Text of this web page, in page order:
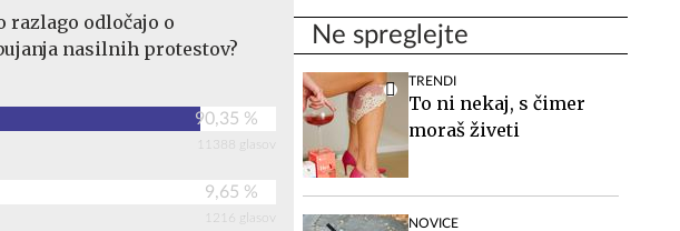
odločajo o
nasilnih protestov?
90,35 %
11388 glasov
9,65 %
1216 glasov
Ne spreglejte
TRENDI
To ni nekaj, s čimer
moraš živeti
NOVICE